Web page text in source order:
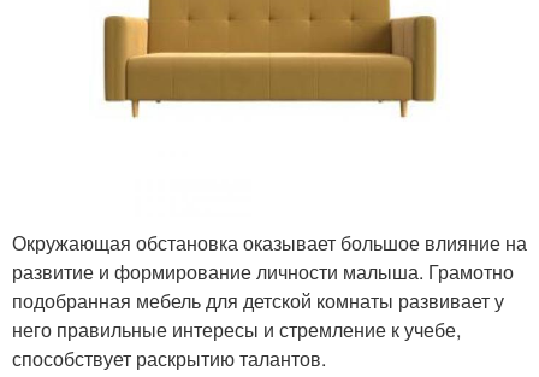
Окружающая обстановка оказывает большое влияние на
развитие и формирование личности малыша. Грамотно
подобранная мебель для детской комнаты развивает у
него правильные интересы и стремление к учебе,
способствует раскрытию талантов.